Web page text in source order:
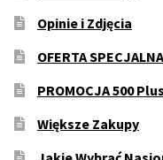
Opinie i Zdjęcia
OFERTA SPECJALNA
PROMOCJA 500 Plus
Większe Zakupy